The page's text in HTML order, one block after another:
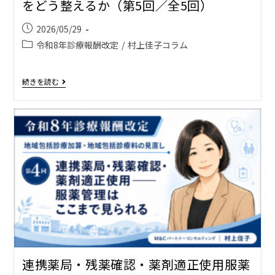
をどう整えるか（第5回／全5回）
2026/05/29
令和8年診療報酬改定 / 村上佳子コラム
続きを読む
連携薬局・残薬確認・薬剤適正使用――服薬